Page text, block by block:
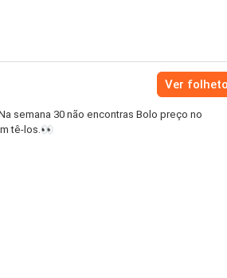
Ver folheto
semana 30 não encontras Bolo preço no
tê-los.👀